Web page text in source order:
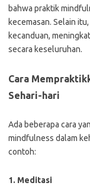
bahwa praktik
kecemasan. Selain
kecanduan,
secara keseluruhan.
Cara
Sehari-hari
Ada beberapa cara
mindfulness dalam
contoh:
1. Meditasi